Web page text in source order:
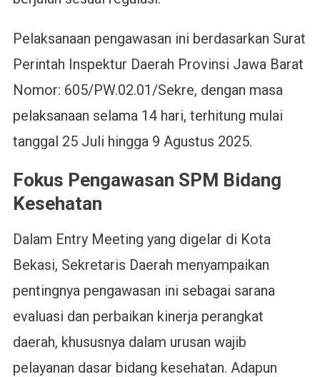
Pelaksanaan pengawasan ini berdasarkan Surat
Perintah Inspektur Daerah Provinsi Jawa Barat
Nomor: 605/PW.02.01/Sekre, dengan masa
pelaksanaan selama 14 hari, terhitung mulai
tanggal 25 Juli hingga 9 Agustus 2025.
Fokus Pengawasan SPM Bidang
Kesehatan
Dalam Entry Meeting yang digelar di Kota
Bekasi, Sekretaris Daerah menyampaikan
pentingnya pengawasan ini sebagai sarana
evaluasi dan perbaikan kinerja perangkat
daerah, khususnya dalam urusan wajib
pelayanan dasar bidang kesehatan. Adapun